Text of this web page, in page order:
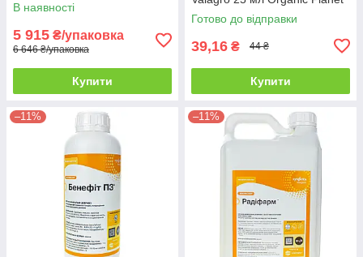
В наявності
5 915 ₴/упаковка
6 646 ₴/упаковка
Купити
Готово до відправки
39,16 ₴ 44 ₴
Купити
–11% –11%